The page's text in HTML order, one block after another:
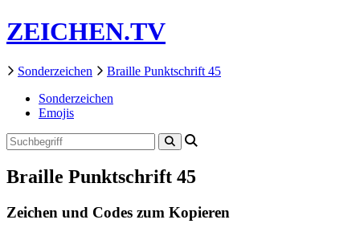
ZEICHEN.TV
Sonderzeichen
Braille Punktschrift 45
Sonderzeichen
Emojis
Braille Punktschrift 45
Zeichen und Codes zum Kopieren